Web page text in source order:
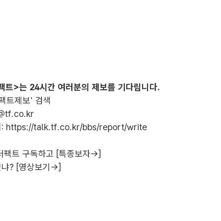
트>는 24시간 여러분의 제보를 기다립니다.
트제보' 검색
https://talk.tf.co.kr/bbs/report/write
팩트 구독하고 [특종보자→]
냐? [영상보기→]